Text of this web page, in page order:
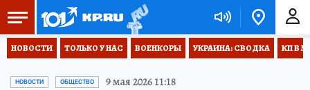
НОВОСТИ ТОЛЬКО У НАС ВОЕНКОРЫ УКРАИНА: СВОДКА КП В
НОВОСТИ ОБЩЕСТВО 9 мая 2026 11:18